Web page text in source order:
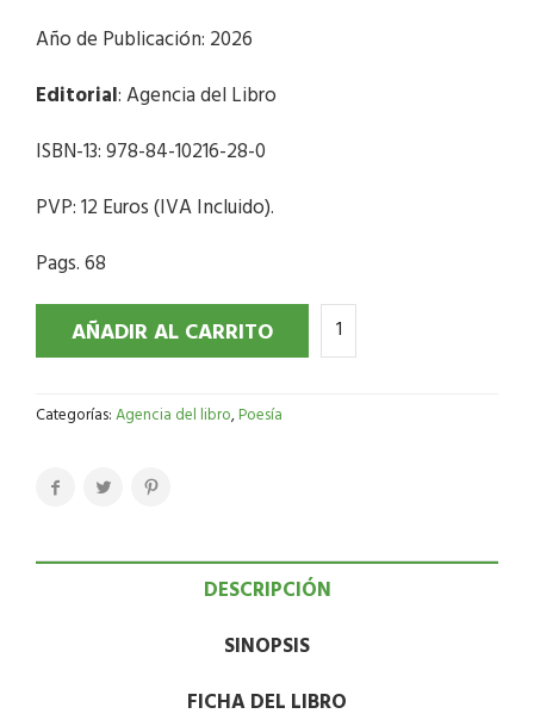
Año de Publicación: 2026
Editorial: Agencia del Libro
ISBN-13: 978-84-10216-28-0
PVP: 12 Euros (IVA Incluido).
Pags. 68
AÑADIR AL CARRITO
Categorías:Agencia del libro,Poesía
DESCRIPCIÓN
SINOPSIS
FICHA DEL LIBRO